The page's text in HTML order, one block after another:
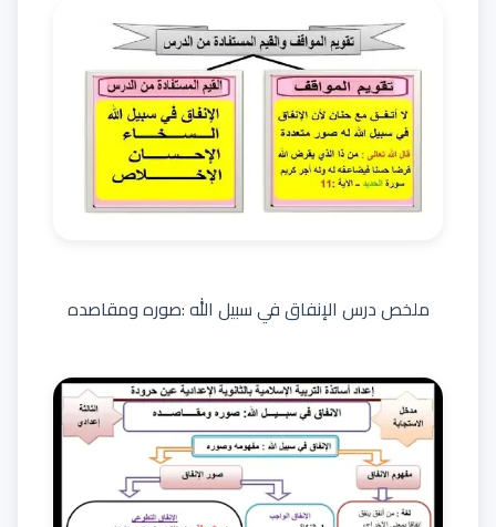
ملخص درس الإنفاق في سبيل الله :صوره ومقاصده